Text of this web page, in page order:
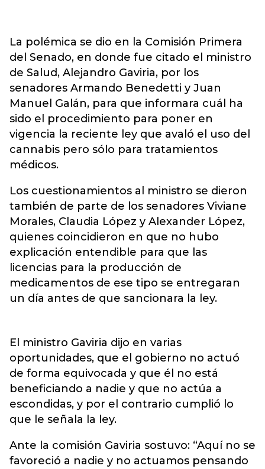
La polémica se dio en la Comisión Primera
del Senado, en donde fue citado el ministro
de Salud, Alejandro Gaviria, por los
senadores Armando Benedetti y Juan
Manuel Galán, para que informara cuál ha
sido el procedimiento para poner en
vigencia la reciente ley que avaló el uso del
cannabis pero sólo para tratamientos
médicos.
Los cuestionamientos al ministro se dieron
también de parte de los senadores Viviane
Morales, Claudia López y Alexander López,
quienes coincidieron en que no hubo
explicación entendible para que las
licencias para la producción de
medicamentos de ese tipo se entregaran
un día antes de que sancionara la ley.
El ministro Gaviria dijo en varias
oportunidades, que el gobierno no actuó
de forma equivocada y que él no está
beneficiando a nadie y que no actúa a
escondidas, y por el contrario cumplió lo
que le señala la ley.
Ante la comisión Gaviria sostuvo: “Aquí no se
favoreció a nadie y no actuamos pensando